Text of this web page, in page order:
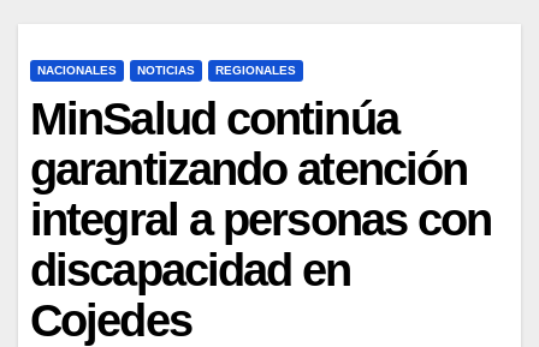
NACIONALES NOTICIAS REGIONALES
MinSalud continúa
garantizando atención
integral a personas con
discapacidad en
Cojedes